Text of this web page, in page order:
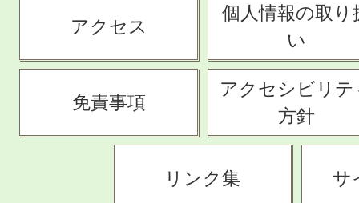
アクセス
個人情報の取り
い
免責事項
アクセシビリテ
方針
リンク集 サ